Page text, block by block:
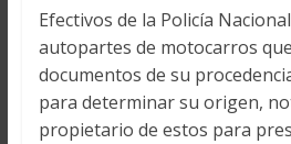
Efectivos de la Policía
autopartes de motocarros
documentos de su
para determinar su origen,
propietario de estos para